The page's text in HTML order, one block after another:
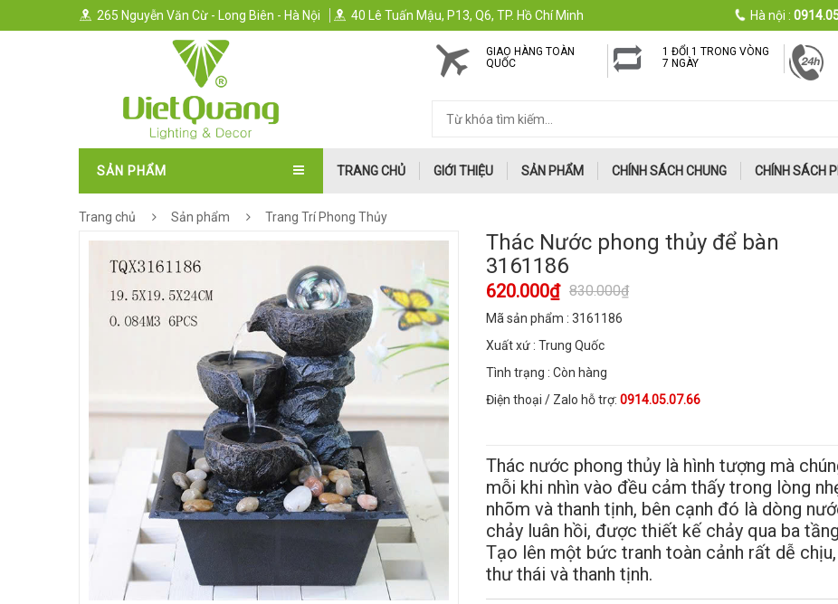
265 Nguyễn Văn Cừ - Long Biên - Hà Nội 40 Lê Tuấn Mậu, P13, Q6, TP. Hồ Chí Minh Hà nội :
GIAO HÀNG TOÀN
QUỐC
1 ĐỔI 1 TRONG VÒNG
7 NGÀY
SẢN PHẨM TRANG CHỦ GIỚI THIỆU SẢN PHẨM CHÍNH SÁCH CHUNG CHÍNH SÁCH
Trang chủ Sản phẩm Trang Trí Phong Thủy
Thác Nước phong thủy để bàn
3161186
620.000₫ 830.000₫
Mã sản phẩm : 3161186
Xuất xứ : Trung Quốc
Tình trạng : Còn hàng
Điện thoại / Zalo hỗ trợ: 0914.05.07.66
Thác nước phong thủy là hình tượng mà
mỗi khi nhìn vào đều cảm thấy trong lòng
nhõm và thanh tịnh, bên cạnh đó là dòng
chảy luân hồi, được thiết kế chảy qua ba
Tạo lên một bức tranh toàn cảnh rất dễ chịu,
thư thái và thanh tịnh.